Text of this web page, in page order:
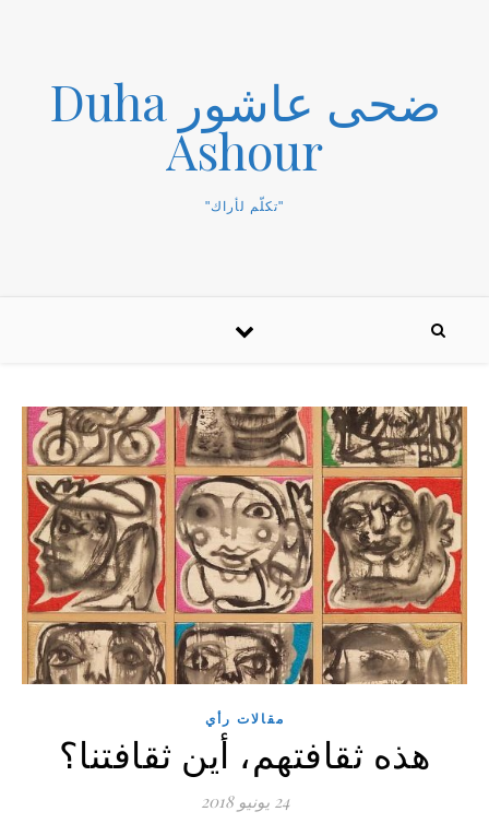
ضحى عاشور Duha
Ashour
"تكلّم لأراك"
مقالات رأي
هذه ثقافتهم، أين ثقافتنا؟
24 يونيو 2018